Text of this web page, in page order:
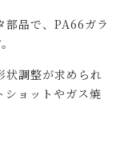
部品で、PA66ガラ
状調整が求められ
ショットやガス焼